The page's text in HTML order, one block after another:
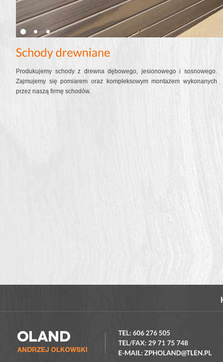
Produkujemy schody z drewna dębowego, jesionowego i sosnowego.
Zajmujemy się pomiarem oraz kompleksowym montażem wykonanych
przez naszą firmę schodów.